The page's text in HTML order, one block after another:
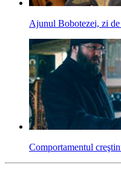
Ajunul Bobotezei, zi
Comportamentul